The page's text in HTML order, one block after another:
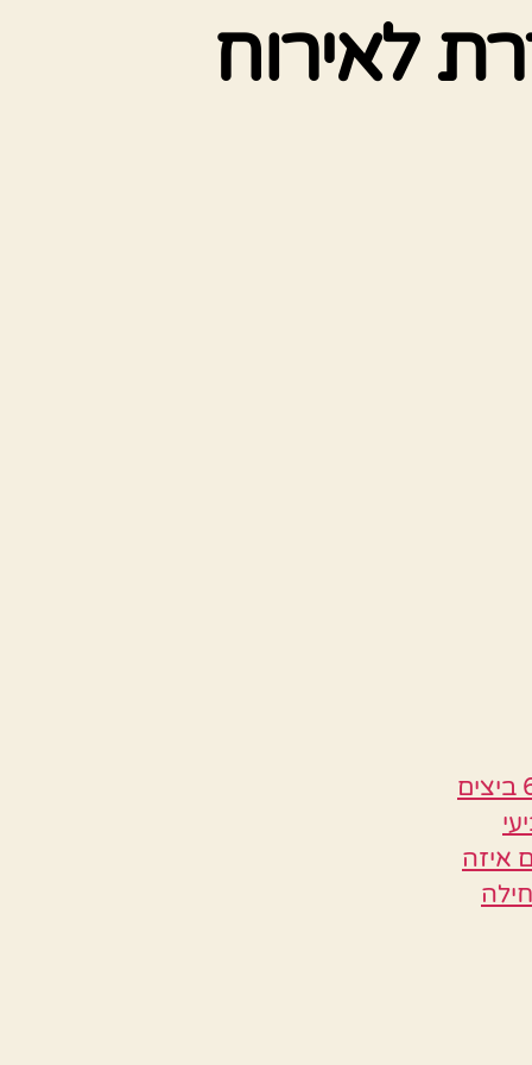
לאירוח
Bichachi המרכיבים – חבילת פסטה (איזה סוג שאוהבים) 6 ביצים
שמן בצל מטוגן 2 גביעי
איזה